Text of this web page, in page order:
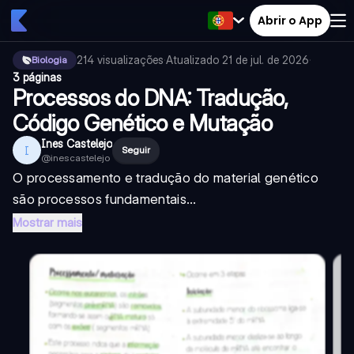
Abrir o App
Biologia 214 visualizações·Atualizado 21 de jul. de 2026·
3 páginas
Processos do DNA: Tradução,
Código Genético e Mutação
I Ines Castelejo
@inescastelejo
Seguir
O processamento e tradução do material genético
são processos fundamentais...
Mostrar mais